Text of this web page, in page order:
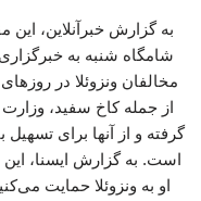
به گزارش خبرآنلاین، این
شامگاه شنبه به خبرگزاری
مخالفان ونزوئلا در
از جمله کاخ سفید،
گرفته و از آنها برای
است. به گزارش ایسنا،